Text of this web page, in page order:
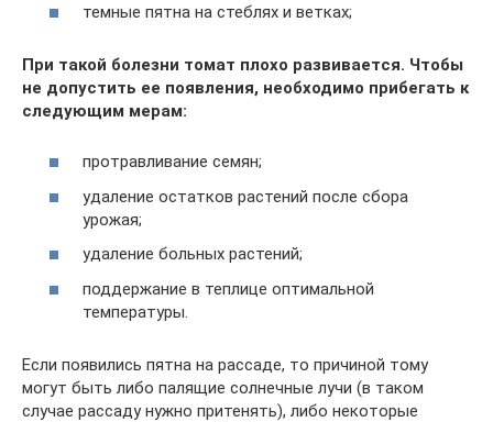
темные пятна на стеблях и ветках;
При такой болезни томат плохо развивается. Чтобы
не допустить ее появления, необходимо прибегать к
следующим мерам:
протравливание семян;
удаление остатков растений после сбора
урожая;
удаление больных растений;
поддержание в теплице оптимальной
температуры.
Если появились пятна на рассаде, то причиной тому
могут быть либо палящие солнечные лучи (в таком
случае рассаду нужно притенять), либо некоторые